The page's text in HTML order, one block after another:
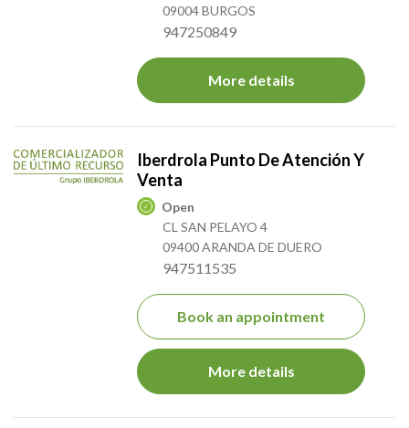
09004 BURGOS
947250849
More details
Iberdrola Punto De Atención Y
Venta
Open
CL SAN PELAYO 4
09400 ARANDA DE DUERO
947511535
Book an appointment
More details